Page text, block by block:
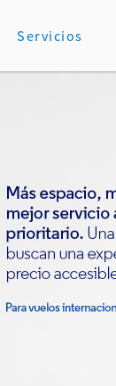
Servicios